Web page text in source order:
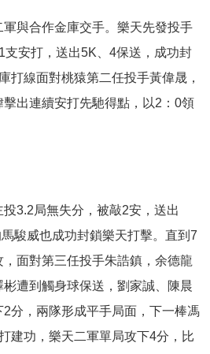
與合作金庫交手。樂天先發投手
支安打，送出5K、4保送，成功封
打線面對桃猿第二任投手黃偉晟，
出連續安打先馳得點，以2：0領
3.2局無失分，被敲2安，送出
駿威也成功封鎖樂天打擊。直到7
面對第三任投手朱誥鎮，余德龍
遭到觸身球保送，劉家誠、陳晨
分，兩隊形成平手局面，下一棒馮
建功，樂天二軍單局攻下4分，比